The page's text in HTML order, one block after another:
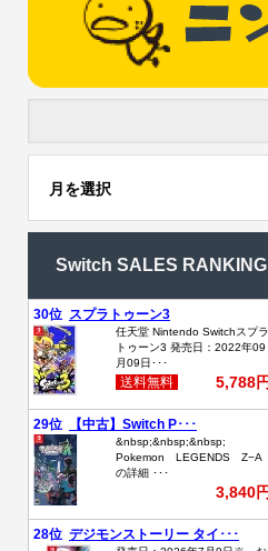
月を選択
Switch SALES RANKING